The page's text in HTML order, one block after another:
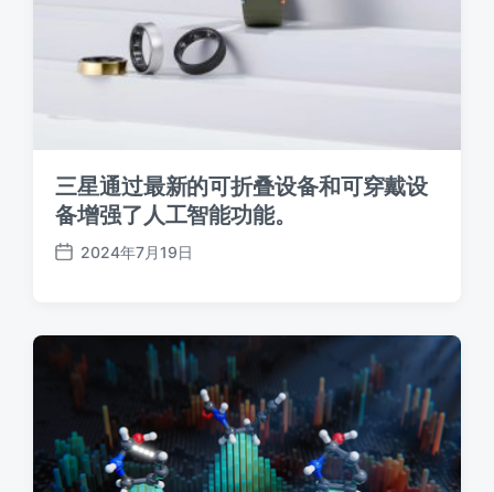
三星通过最新的可折叠设备和可穿戴设
备增强了人工智能功能。
发
期
2024年7月19日